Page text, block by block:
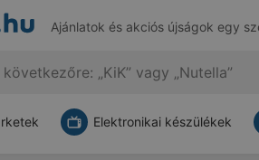
Ajánlatok és akciós újságok egy
Elektronikai készülékek